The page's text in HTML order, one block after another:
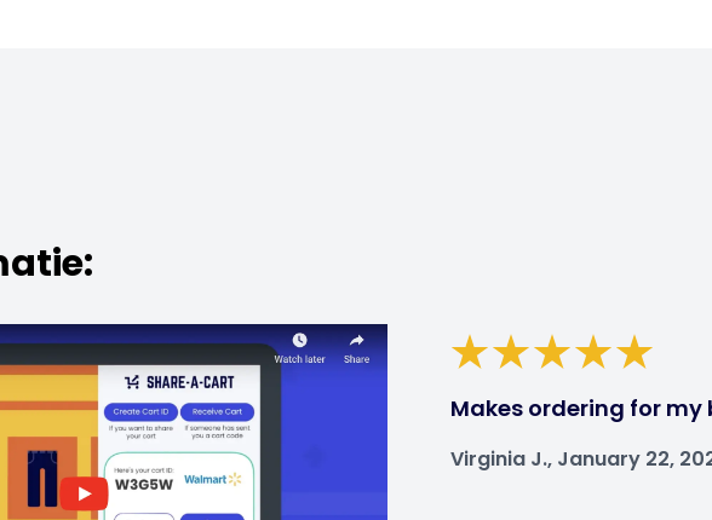
Makes ordering for
Virginia J., January 22,